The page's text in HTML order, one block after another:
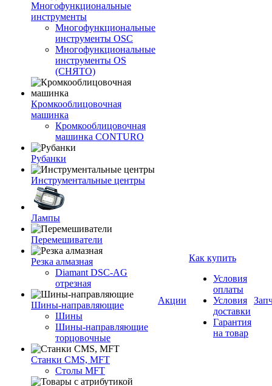
Многофункциональные
инструменты
Многофункциональные
инструменты OSC
Многофункциональные
инструменты OS
(СНЯТО)
Кромкооблицовочная
машинка
Кромкооблицовочная
машинка CONTURO
Рубанки
Инструментальные центры
Лампы
Перемешиватели
Резка алмазная
Diamant DSC-AG
отрезная
Шины-направляющие
Шины
Шины-направляющие
торцовочные
Станки CMS, MFT
Столы MFT
Акции
Как купить
Условия
оплаты
Условия
доставки
Гарантия
на товар